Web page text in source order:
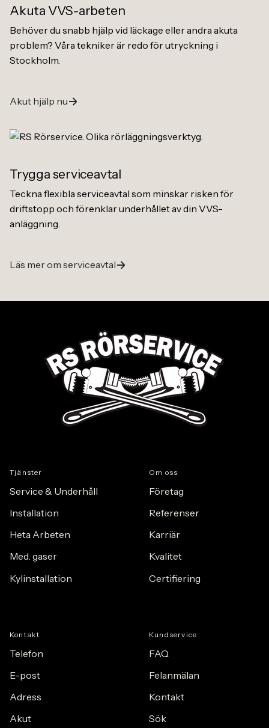
Akuta VVS-arbeten
Behöver du snabb hjälp vid läckage eller andra akuta
problem? Våra tekniker är redo för utryckning i
Stockholm.
Akut hjälp nu
Trygga serviceavtal
Teckna flexibla serviceavtal som minskar risken för
driftstopp och förenklar underhållet av din VVS-
anläggning.
Läs mer om serviceavtal
Tj ä nster
Service & Underhåll
Installation
Heta Arbeten
Med. gaser
Kylinstallation
Om oss
Företag
Referenser
Karriär
Kvalitet
Certifiering
Kontakt
Telefon
E-post
Adress
Akut
Kundservice
FAQ
Felanmälan
Kontakt
Sök